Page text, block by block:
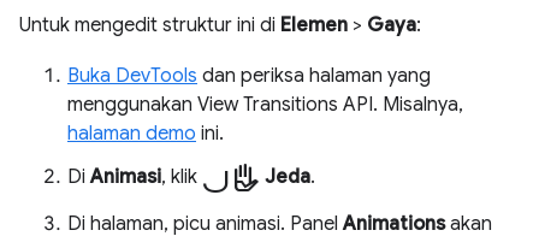
Untuk mengedit struktur ini di Elemen > Gaya:
Buka DevTools dan periksa halaman yang
menggunakan View Transitions API. Misalnya,
halaman demo ini.
DiAnimasi, klik jeda Jeda.
Di halaman, picu animasi. PanelAnimationsakan